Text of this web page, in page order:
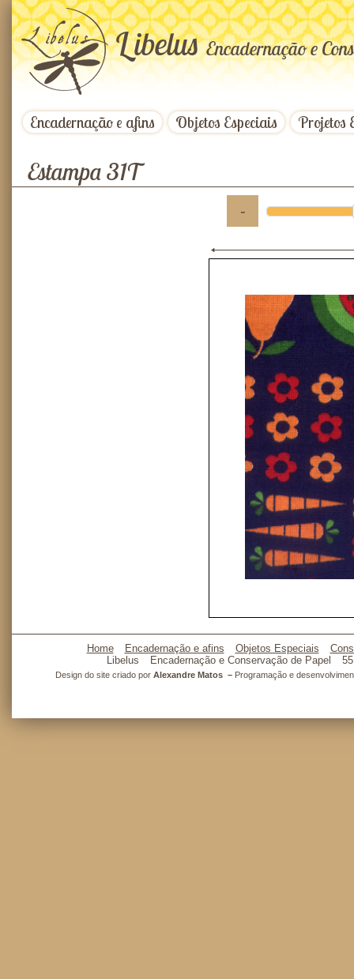
LibelusEncadernação e
Encadernação e afins Objetos Especiais Projetos
Estampa 31T
-
Home Encadernação e afins Objetos Especiais
Libelus
Encadernação e Conservação de Papel
Design do site criado por Alexandre Matos – Programação e